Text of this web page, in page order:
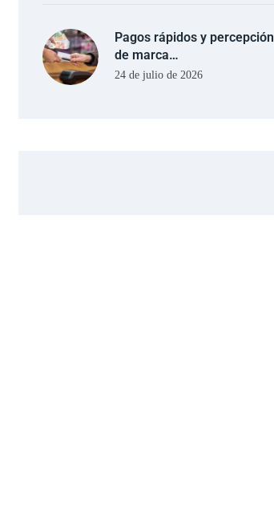
Pagos rápidos y percepción
de marca…
24 de julio de 2026